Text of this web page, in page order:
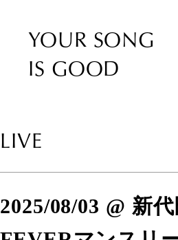
YOUR SONG
IS GOOD
LIVE
2025/08/03 @ 新